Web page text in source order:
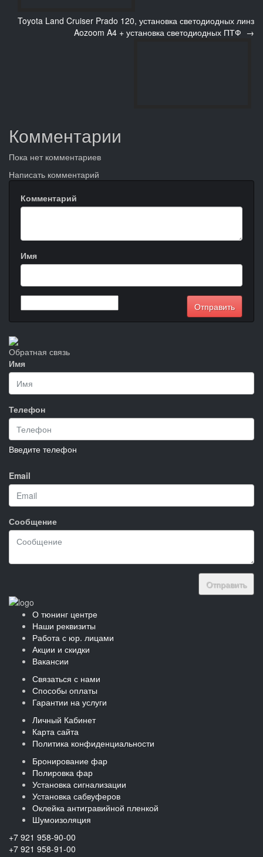
Toyota Land Cruiser Prado 120, установка светодиодных линз
Aozoom A4 + установка светодиодных ПТФ →
Комментарии
Пока нет комментариев
Написать комментарий
Комментарий
Имя
Обратная связь
Имя
Телефон
Введите телефон
Email
Сообщение
Отправить
О тюнинг центре
Наши реквизиты
Работа с юр. лицами
Акции и скидки
Вакансии
Связаться с нами
Способы оплаты
Гарантии на услуги
Личный Кабинет
Карта сайта
Политика конфиденциальности
Бронирование фар
Полировка фар
Установка сигнализации
Установка сабвуферов
Оклейка антигравийной пленкой
Шумоизоляция
+7 921 958-90-00
+7 921 958-91-00